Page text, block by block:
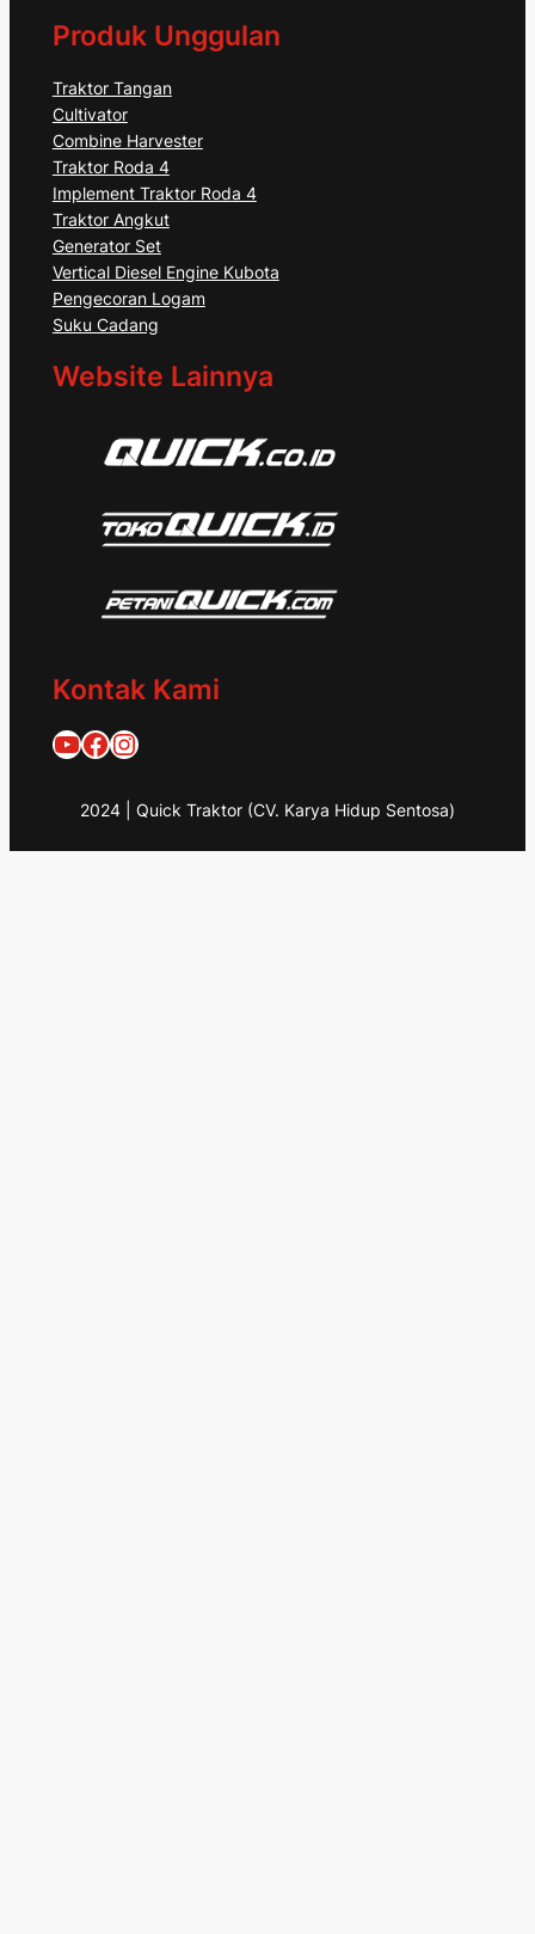
Produk Unggulan
Traktor Tangan
Cultivator
Combine Harvester
Traktor Roda 4
Implement Traktor Roda 4
Traktor Angkut
Generator Set
Vertical Diesel Engine Kubota
Pengecoran Logam
Suku Cadang
Website Lainnya
Kontak Kami
Quick Traktor
Traktor Quick 1953@quicktraktor
2024 | Quick Traktor (CV. Karya Hidup Sentosa)